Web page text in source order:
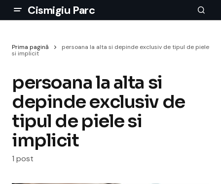
Cismigiu Parc
Prima pagină
persoana la alta si depinde exclusiv de tipul de piele
si implicit
persoana la alta si
depinde exclusiv de
tipul de piele si
implicit
1 post